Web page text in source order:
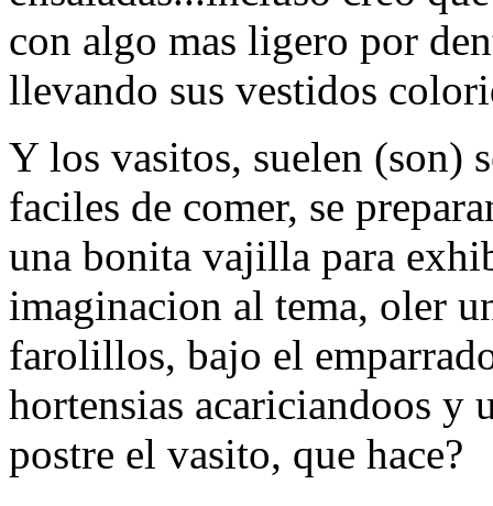
con algo mas ligero por
llevando sus vestidos
Y los vasitos, suelen (son)
faciles de comer, se
una bonita vajilla para
imaginacion al tema, oler
farolillos, bajo el
hortensias acariciandoos y
postre el vasito, que hace?